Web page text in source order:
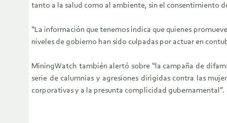
tanto a la salud como al ambiente, sin el consentimiento
“La información que tenemos indica que quienes
niveles de gobierno han sido culpadas por actuar en
MiningWatch también alertó sobre “la campaña de
serie de calumnias y agresiones dirigidas contra las
corporativas y a la presunta complicidad gubernamental”.